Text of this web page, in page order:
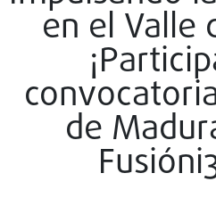
en el Valle
de